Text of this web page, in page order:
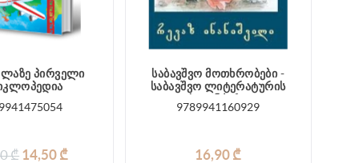
პირველი
₾ 14,50 ₾
საბავშვო მოთხრობები -
საბავშვო ლიტერატურის
საგანძური
9789941160929
16,90 ₾